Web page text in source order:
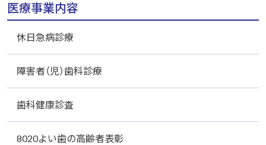
医療事業内容
休日急病診療
障害者（児）歯科診療
歯科健康診査
8020よい歯の高齢者表彰